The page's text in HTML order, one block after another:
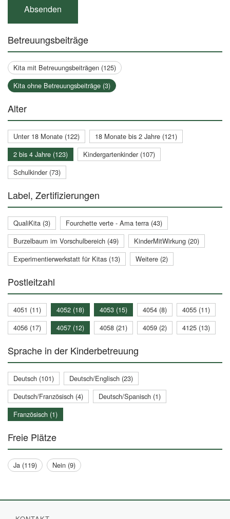
Betreuungsbeiträge
Kita mit Betreuungsbeiträgen (125)
Kita ohne Betreuungsbeiträge (3)
Alter
Unter 18 Monate (122)
18 Monate bis 2 Jahre (121)
2 bis 4 Jahre (123)
Kindergartenkinder (107)
Schulkinder (73)
Label, Zertifizierungen
QualiKita (3)
Fourchette verte - Ama terra (43)
Burzelbaum im Vorschulbereich (49)
KinderMitWirkung (20)
Experimentierwerkstatt für Kitas (13)
Weitere (2)
Postleitzahl
4051 (11) 4052 (18) 4053 (15) 4054 (8)
4055 (11)
4056 (17)
4057 (12) 4058 (21) 4059 (2) 4125 (13)
Sprache in der Kinderbetreuung
Deutsch (101)
Deutsch/Englisch (23)
Deutsch/Französisch (4)
Deutsch/Spanisch (1)
Französisch (1)
Freie Plätze
Ja (119) Nein (9)